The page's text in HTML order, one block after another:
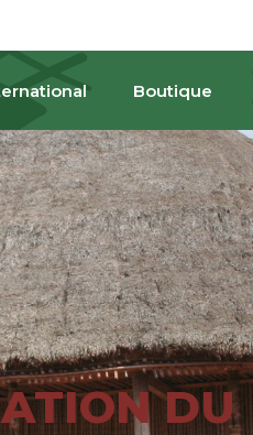
Boutique
DU